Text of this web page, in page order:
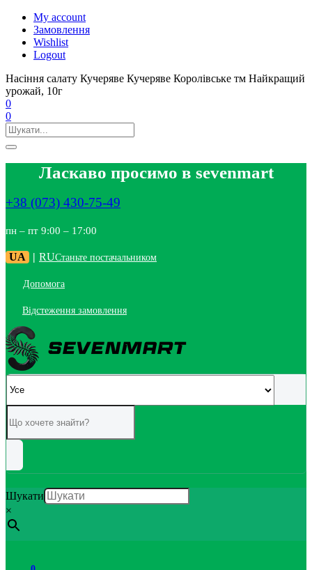
My account
Замовлення
Wishlist
Logout
Насіння салату Кучеряве Кучеряве Королівське тм Найкращий
урожай, 10г
0
0
Ласкаво просимо в sevenmart
+38 (073) 430-75-49
пн – пт 9:00 – 17:00
UA | RUСтаньте постачальником
Допомога
Відстеження замовлення
Шукати
×